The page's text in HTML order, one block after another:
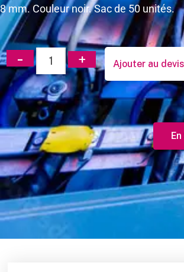
8 mm. Couleur noir. Sac de 50 unités.
Ajouter au devis